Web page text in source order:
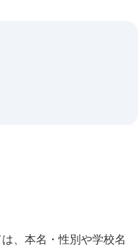
、本名・性別や学校名